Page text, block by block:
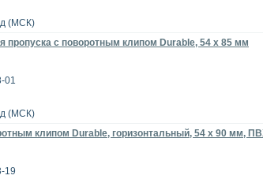
(МСК)
пропуска с поворотным клипом Durable, 54 x 85 мм
01
(МСК)
клипом Durable, горизонтальный, 54 х 90 мм,
19